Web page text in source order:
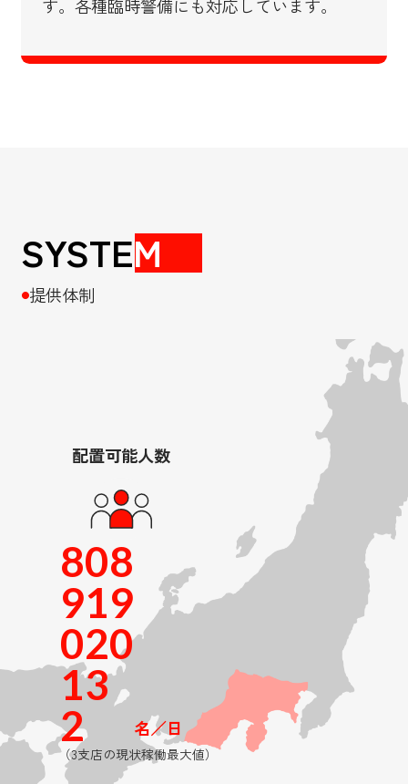
す。​各種臨時警備にも対応しています。
SYSTEM
●提供体制
配置可能人数
8
9
0
1
2
0
1
2
3
8
9
0
230
名／日
（3支店の現状稼働最大値）